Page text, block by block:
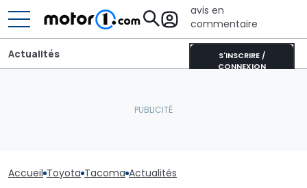
avis en
commentaire
S'INSCRIRE /
CONNEXION
Actualités
Accueil Toyota Tacoma Actualités